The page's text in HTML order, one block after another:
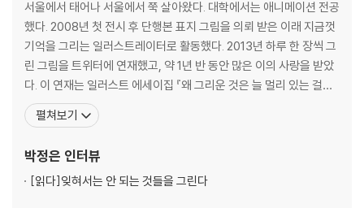
흔들리는 마음 / 어떻게 살아야 하나 / 최고의 선물 / 즐거움과 괴로움은 한
뿌리 / 위로하겠다는 건 내 욕심이에요 / 사랑 좋아하시네 / 아이의 삶에 자
긍심을 심어주세요 / 나이 든다는 것은 축복 / 누가 주인인가 / 다름을 인정
하기 / 겨자씨로 얻은 깨달음 / 애인이 배신했어요 / 정체성이란 무엇인가
/ 지금 이대로 좋은 삶 / 너는 소원이 뭐니 / 주어지는 대로 / 시험을 준비하
그릇의 행복 / 상대의 마음을 사고 싶을 때 / 하고 싶은 일이 없어요 / 꿈을
향해 가기가 힘들어요 / 눈 감을 때
서울에서 태어나 서울에서 쭉 살아왔다. 대학에서는 애니메이션 전공
했다. 2008년 첫 전시 후 단행본 표지 그림을 의뢰 받은 이래 지금껏
기억을 그리는 일러스트레이터로 활동했다. 2013년 하루 한 장씩 그
린 그림을 트위터에 연재했고, 약 1년 반 동안 많은 이의 사랑을 받았
다. 이 연재는 일러스트 에세이집 『왜 그리운 것은 늘 멀리 있는 걸까』
로 출간했고, 자신의 이름을 트위터 바깥 세상에 알렸다. 2015년 이
후 포털사이트 네이버의 그라폴리오에 스토리를 담은 일러스트를
년, 2016년 각각 동명의
펼쳐보기
박정은 인터뷰
[읽다]잊혀서는 안 되는 것들을 그린다